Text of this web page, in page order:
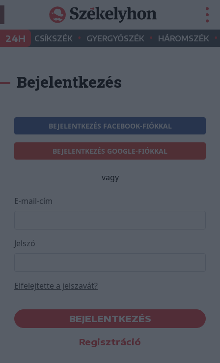
24H CSÍKSZÉK • GYERGYÓSZÉK • HÁROMSZÉK •
Bejelentkezés
BEJELENTKEZÉS FACEBOOK-FIÓKKAL
BEJELENTKEZÉS GOOGLE-FIÓKKAL
vagy
E-mail-cím
Jelszó
Elfelejtette a jelszavát?
BEJELENTKEZÉS
Regisztráció